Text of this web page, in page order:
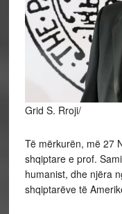
Grid S. Rroji/
Të mërkurën, më 27
shqiptare e prof.
humanist, dhe njëra
shqiptarëve të